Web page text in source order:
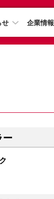
せ 企業情報
ー